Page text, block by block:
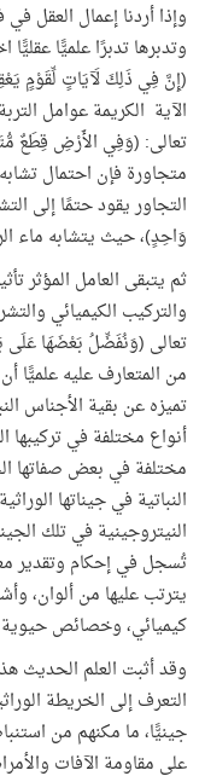
وإذا أردنا إعمال العقل
وتدبرها تدبرًا علميًّا
(إِنَّ فِي ذَلِكَ لَآيَاتٍ لِّقَوْمٍ
الآية الكريمة عوامل
تعالى: (وَفِي الأَرْضِ قِطَعٌ
متجاورة فإن احتمال
التجاور يقود حتمًا إلى
وَاحِدٍ)، حيث يتشابه ماء
ثم يتبقى العامل المؤثر
والتركيب الكيميائي
تعالى (وَنُفَضِّلُ بَعْضَهَا عَلَى
من المتعارف عليه علميًّا
تميزه عن بقية الأجناس
أنواع مختلفة في
مختلفة في بعض صفاتها
النباتية في جيناتها
النيتروجينية في تلك
تُسجل في إحكام وتقدير
يترتب عليها من ألوان،
كيميائي، وخصائص حيوية
وقد أثبت العلم الحديث
التعرف إلى الخريطة
جينيًّا، ما مكنهم من
على مقاومة الآفات